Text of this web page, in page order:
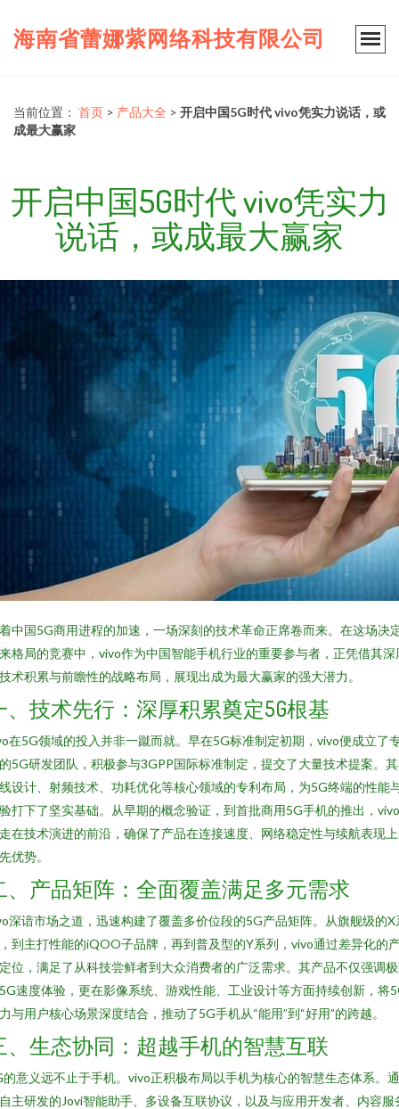
海南省蕾娜紫网络科技有限公司
当前位置： 首页 > 产品大全 > 开启中国5G时代 vivo凭实力说话，或
成最大赢家
开启中国5G时代 vivo凭实力
说话，或成最大赢家
中国5G商用进程的加速，一场深刻的技术革命正席卷而来。在这场决
格局的竞赛中，vivo作为中国智能手机行业的重要参与者，正凭借其深
术积累与前瞻性的战略布局，展现出成为最大赢家的强大潜力。
、技术先行：深厚积累奠定5G根基
在5G领域的投入并非一蹴而就。早在5G标准制定初期，vivo便成立了
5G研发团队，积极参与3GPP国际标准制定，提交了大量技术提案。
设计、射频技术、功耗优化等核心领域的专利布局，为5G终端的性能
打下了坚实基础。从早期的概念验证，到首批商用5G手机的推出，
在技术演进的前沿，确保了产品在连接速度、网络稳定性与续航表现
优势。
、产品矩阵：全面覆盖满足多元需求
深谙市场之道，迅速构建了覆盖多价位段的5G产品矩阵。从旗舰级的X
到主打性能的iQOO子品牌，再到普及型的Y系列，vivo通过差异化的
位，满足了从科技尝鲜者到大众消费者的广泛需求。其产品不仅强调
速度体验，更在影像系统、游戏性能、工业设计等方面持续创新，将
与用户核心场景深度结合，推动了5G手机从“能用”到“好用”的跨越。
、生态协同：超越手机的智慧互联
的意义远不止于手机。vivo正积极布局以手机为核心的智慧生态体系。
主研发的Jovi智能助手、多设备互联协议，以及与应用开发者、内容服